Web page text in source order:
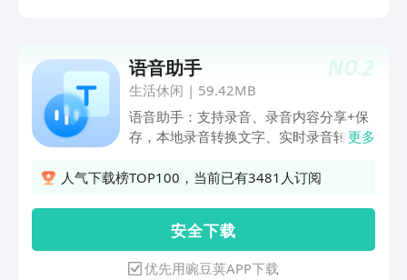
裁剪及声道、比特率等属性编辑修改.7、
云端储存支持上传云端，防丢失、防误
删，节省手机储存空间.8、语音备忘录/
录音机即时高质量录音，方便后续音频文
件编辑.适用人群：职场白领：商务会
议、合作沟通、会议纪要、业务洽谈等，
快速整理关键内容，提高效率记者：现场
采访、会议采访、任务访谈等，信息即刻
记录不怕遗漏，快速输出采访稿学生：课
堂重难点知识记录，走神易遗漏内容，录
下音频课后反复巩固练习导游：出国旅
NO.2
语音助手
生活休闲 | 59.42MB
语音助手：支持录音、录音内容分享+保
存，本地录音转换文字、实时录音转换成
辑、变速、改变音调；同时还支持录音加
更多
人气下载榜TOP100，当前已有3481人订阅
安 全 下 载
优先用豌豆荚APP下载